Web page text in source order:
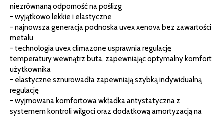
niezrównaną odporność na poślizg
- wyjątkowo lekkie i elastyczne
- najnowsza generacja podnoska uvex xenova bez zawartości
metalu
- technologia uvex climazone usprawnia regulację
temperatury wewnątrz buta, zapewniając optymalny komfort
użytkownika
- elastyczne sznurowadła zapewniają szybką indywidualną
regulację
- wyjmowana komfortowa wkładka antystatyczna z
systemem kontroli wilgoci oraz dodatkową amortyzacją na